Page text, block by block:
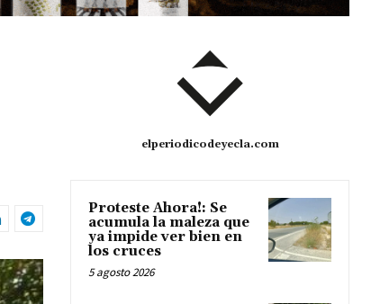
elperiodicodeyecla.com
Proteste Ahora!: Se
acumula la maleza que
ya impide ver bien en
los cruces
5 agosto 2026